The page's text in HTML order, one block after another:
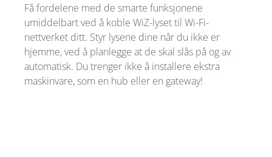
Få fordelene med de smarte funksjonene
umiddelbart ved å koble WiZ-lyset til Wi-Fi-
nettverket ditt. Styr lysene dine når du ikke er
hjemme, ved å planlegge at de skal slås på og av
automatisk. Du trenger ikke å installere ekstra
maskinvare, som en hub eller en gateway!